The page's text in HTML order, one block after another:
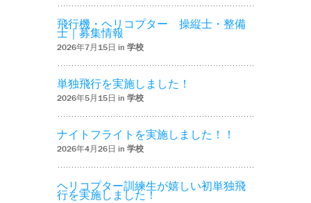
飛行機・ヘリコプター 操縦士・整備
士｜募集情報
2026年7月15日 in 学校
単独飛行を実施しました！
2026年5月15日 in 学校
ナイトフライトを実施しました！！
2026年4月26日 in 学校
ヘリコプター訓練生が嬉しい初単独飛
行を実施しました！